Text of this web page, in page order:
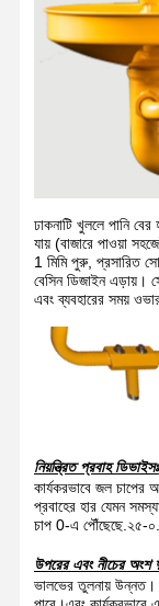
বাড়ি
ব্লগ
জরুরী ঝরনা এবং চোখ
দেওয়াল মাউন্ট করা
কাউন্টারটপ আই
ফুট পেডাল আইওয়াশ
বন্ধ চোখ ধোয়ার
ঢাকনাটি খুললে পানি
যায় (বাজারে পাওয়া
1 মিমি পুরু, প্রসারিত
বেসিন ডিজাইন এড়ায়।
এবং ব্যবহারের সময়
নিয়ন্ত্রিত প্রবাহ ডিভাইসঃ
কার্যকরভাবে জল চাপের
প্রবাহের হার যেমন
চাপ 0-এ পৌঁছেছে.২৫-
উপরের এবং নীচের অংশ
ভালভের তুলনায় উন্নত।